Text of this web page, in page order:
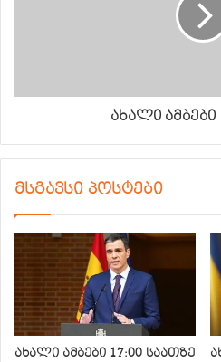
ახალი ამბები
მსგავსი პოსტები
ახალი ამბები 17:00 საათზე